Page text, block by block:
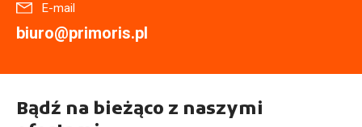
E-mail
biuro@primoris.pl
Bądź na bieżąco z naszymi